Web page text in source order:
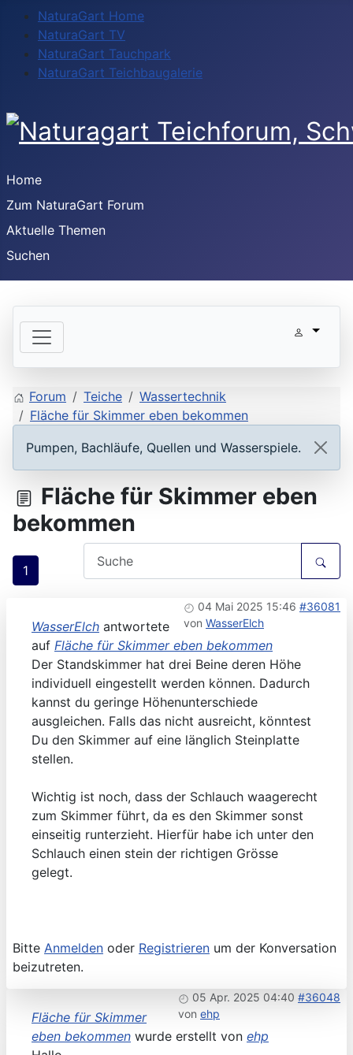
NaturaGart Home
NaturaGart TV
NaturaGart Tauchpark
NaturaGart Teichbaugalerie
Home
Zum NaturaGart Forum
Aktuelle Themen
Suchen
Forum Teiche
Wassertechnik
Fläche für Skimmer eben bekommen
Pumpen, Bachläufe, Quellen und Wasserspiele.
Fläche für Skimmer eben
bekommen
1
04 Mai 2025 15:46 #36081
von WasserElch
WasserElch antwortete
auf Fläche für Skimmer eben bekommen
Der Standskimmer hat drei Beine deren Höhe
individuell eingestellt werden können. Dadurch
kannst du geringe Höhenunterschiede
ausgleichen. Falls das nicht ausreicht, könntest
Du den Skimmer auf eine länglich Steinplatte
stellen.
Wichtig ist noch, dass der Schlauch waagerecht
zum Skimmer führt, da es den Skimmer sonst
einseitig runterzieht. Hierfür habe ich unter den
Schlauch einen stein der richtigen Grösse
gelegt.
Bitte Anmelden oder Registrieren um der Konversation
beizutreten.
05 Apr. 2025 04:40 #36048
von ehp
Fläche für Skimmer
eben bekommen wurde erstellt von ehp